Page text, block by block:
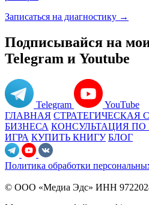
Записаться на диагностику →
Подписывайся на
Telegram и Youtube
Telegram
YouTube
ГЛАВНАЯ СТРАТЕГИЧЕСКАЯ
БИЗНЕСА КОНСУЛЬТАЦИЯ
ИГРА КУПИТЬ КНИГУ БЛОГ
Политика обработки
© ООО «Медиа Эдс» ИНН